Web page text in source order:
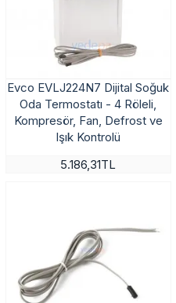
Evco EVLJ224N7 Dijital Soğuk
Oda Termostatı - 4 Röleli,
Kompresör, Fan, Defrost ve
Işık Kontrolü
5.186,31TL